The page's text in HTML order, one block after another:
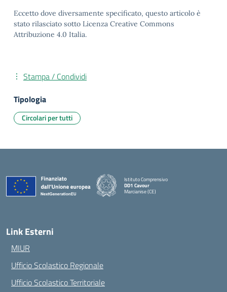
Eccetto dove diversamente specificato, questo articolo è
stato rilasciato sotto Licenza Creative Commons
Attribuzione 4.0 Italia.
Stampa / Condividi
Tipologia
Circolari per tutti
Istituto Comprensivo
DD1 Cavour
Marcianise (CE)
Link Esterni
MIUR
Ufficio Scolastico Regionale
Ufficio Scolastico Territoriale